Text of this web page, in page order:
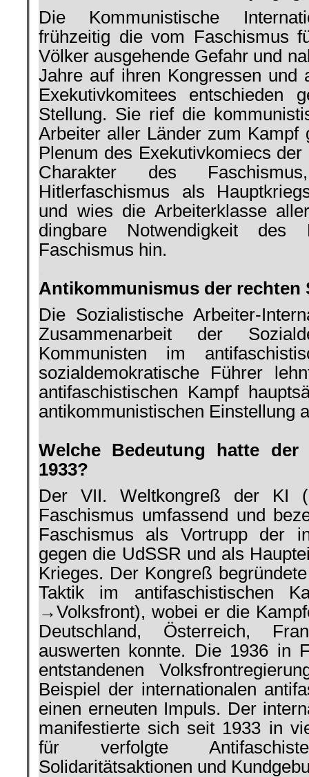
Die Kommunistische
frühzeitig die vom Faschismus
Völker ausgehende Ge­fahr und
Jahre auf ihren Kongressen und
Exe­kutivkomitees entschieden
Stellung. Sie rief die
Arbeiter aller Länder zum Kampf
Plenum des Exekutivkomiecs
Charakter des
Hitlerfaschismus als
und wies die Arbeiter­klasse
dingbare Notwendigkeit des
Faschismus hin.
Antikommunismus der rechten
Die Sozialistische Arbeiter-­
Zu­sammenarbeit der
Kommunisten im
sozialdemokratische Führer
antifaschi­stischen Kampf
antikommunistischen Einstellung
Welche Bedeutung hatte der
1933?
Der VII. Weltkongreß der KI
Faschismus umfassend und
Fa­schismus als Vortrupp der
gegen die UdSSR und als
Krieges. Der Kon­greß
Taktik im antifaschisti­schen
→Volksfront), wobei er die
Deutschland, Österreich,
auswerten konnte. Die 1936 in
entstandenen
Beispiel der internationa­len
einen erneuten Impuls. Der
manifestierte sich seit 1933 in
für verfolgte
Solidaritätsaktionen und